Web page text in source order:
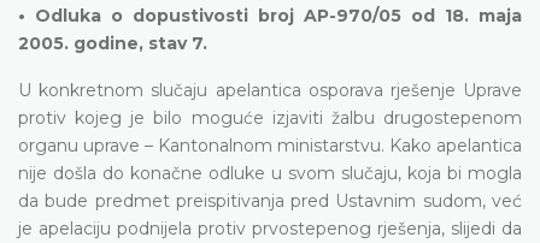
• Odluka o dopustivosti broj AP-970/05 od 18. maja
2005. godine, stav 7.
U konkretnom slučaju apelantica osporava rješenje Uprave
protiv kojeg je bilo moguće izjaviti žalbu drugostepenom
organu uprave – Kantonalnom ministarstvu. Kako apelantica
nije došla do konačne odluke u svom slučaju, koja bi mogla
da bude predmet preispitivanja pred Ustavnim sudom, već
je apelaciju podnijela protiv prvostepenog rješenja, slijedi da